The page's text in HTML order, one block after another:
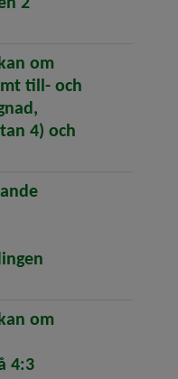
om
till- och
4) och
synpunkter på
om
4:3(öppnar artikeln